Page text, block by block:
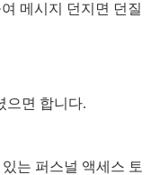
메시지 던지면 던질
으면 합니다.
는 퍼스널 액세스 토